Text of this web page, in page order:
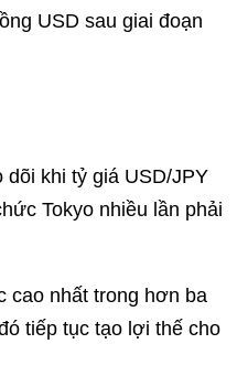
USD sau giai đoạn
khi tỷ giá USD/JPY
Tokyo nhiều lần phải
cao nhất trong hơn ba
tiếp tục tạo lợi thế cho